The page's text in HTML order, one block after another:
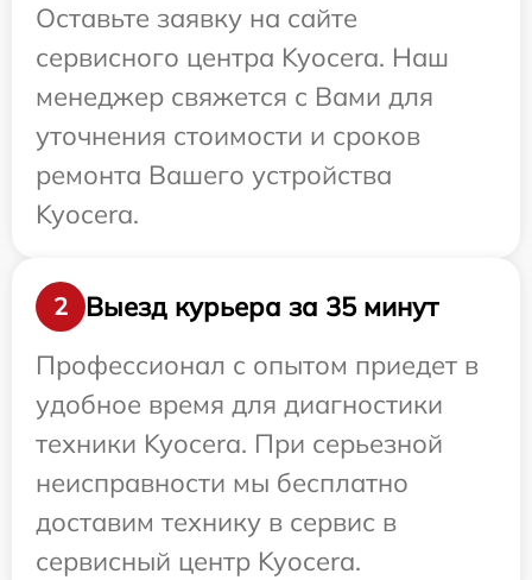
Оставьте заявку на сайте
сервисного центра Kyocera. Наш
менеджер свяжется с Вами для
уточнения стоимости и сроков
ремонта Вашего устройства
Kyocera.
2
Выезд курьера за 35 минут
Профессионал с опытом приедет в
удобное время для диагностики
техники Kyocera. При серьезной
неисправности мы бесплатно
доставим технику в сервис в
сервисный центр Kyocera.